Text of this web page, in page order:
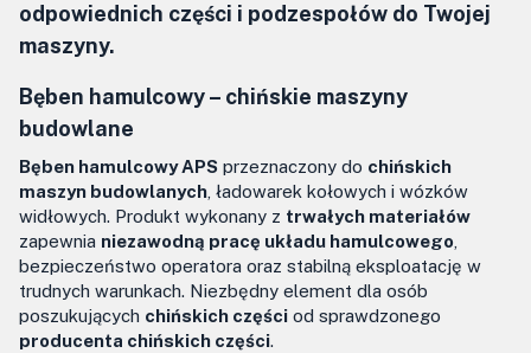
odpowiednich części i podzespołów do Twojej
maszyny.
Bęben hamulcowy – chińskie maszyny
budowlane
Bęben hamulcowy APS przeznaczony do chińskich
maszyn budowlanych , ładowarek kołowych i wózków
widłowych. Produkt wykonany z trwałych materiałów
zapewnia niezawodną pracę układu hamulcowego
bezpieczeństwo operatora oraz stabilną eksploatację w
trudnych warunkach. Niezbędny element dla osób
poszukujących chińskich części od sprawdzonego
producenta chińskich części.